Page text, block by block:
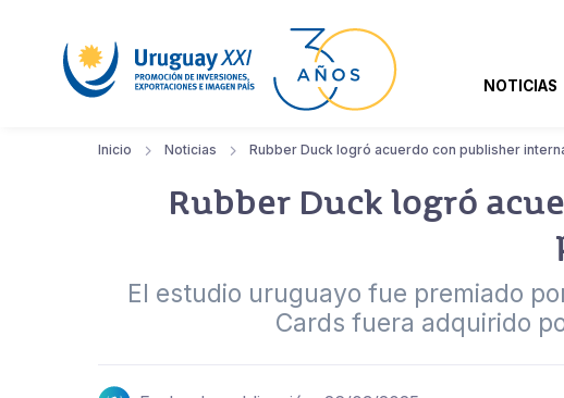
NOTICIAS
Inicio Noticias Rubber Duck logró acuerdo con publisher
Rubber Duck logró
El estudio uruguayo fue premiado
Cards fuera adquirido